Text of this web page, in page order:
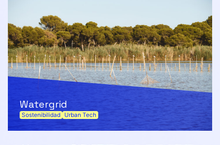
Watergrid
Sostenibilidad Urban Tech